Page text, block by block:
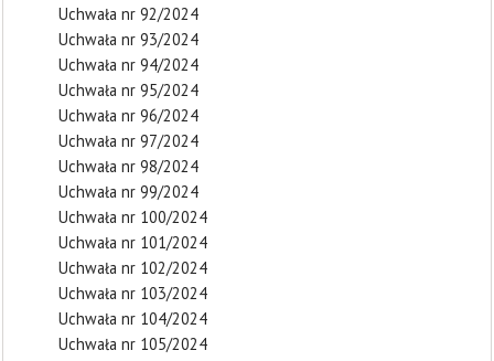
Uchwała nr 92/2024
Uchwała nr 93/2024
Uchwała nr 94/2024
Uchwała nr 95/2024
Uchwała nr 96/2024
Uchwała nr 97/2024
Uchwała nr 98/2024
Uchwała nr 99/2024
Uchwała nr 100/2024
Uchwała nr 101/2024
Uchwała nr 102/2024
Uchwała nr 103/2024
Uchwała nr 104/2024
Uchwała nr 105/2024